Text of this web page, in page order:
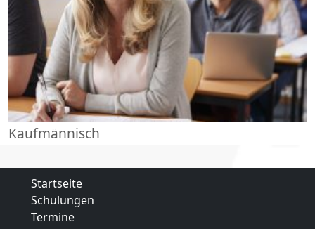
Kaufmännisch
Startseite
Schulungen
Termine